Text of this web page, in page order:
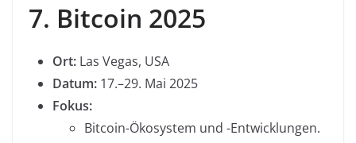
7. Bitcoin 2025
Ort: Las Vegas, USA
Datum: 17.–29. Mai 2025
Fokus:
Bitcoin-Ökosystem und -Entwicklungen.